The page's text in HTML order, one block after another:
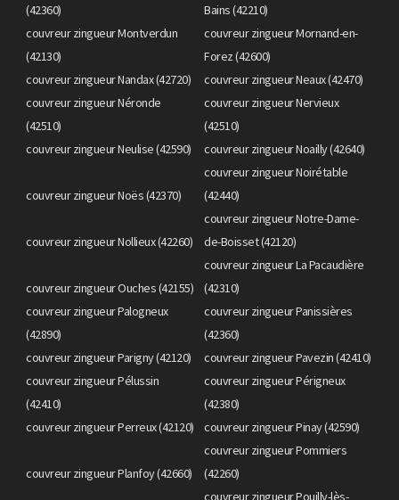
(42360)
Bains (42210)
couvreur zingueur Montverdun
(42130)
couvreur zingueur Mornand-en-
Forez (42600)
couvreur zingueur Nandax (42720)
couvreur zingueur Neaux (42470)
couvreur zingueur Néronde
(42510)
couvreur zingueur Nervieux
(42510)
couvreur zingueur Neulise (42590)
couvreur zingueur Noailly (42640)
couvreur zingueur Noës (42370)
couvreur zingueur Noirétable
(42440)
couvreur zingueur Nollieux (42260)
couvreur zingueur Notre-Dame-
de-Boisset (42120)
couvreur zingueur Ouches (42155)
couvreur zingueur La Pacaudière
(42310)
couvreur zingueur Palogneux
(42890)
couvreur zingueur Panissières
(42360)
couvreur zingueur Parigny (42120)
couvreur zingueur Pavezin (42410)
couvreur zingueur Pélussin
(42410)
couvreur zingueur Périgneux
(42380)
couvreur zingueur Perreux (42120)
couvreur zingueur Pinay (42590)
couvreur zingueur Planfoy (42660)
couvreur zingueur Pommiers
(42260)
couvreur zingueur Pouilly-lès-